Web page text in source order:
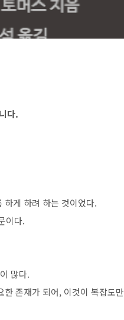
다.
하게 하려 하는 것이었다.
이다.
많다.
존재가 되어, 이것이 복잡도만